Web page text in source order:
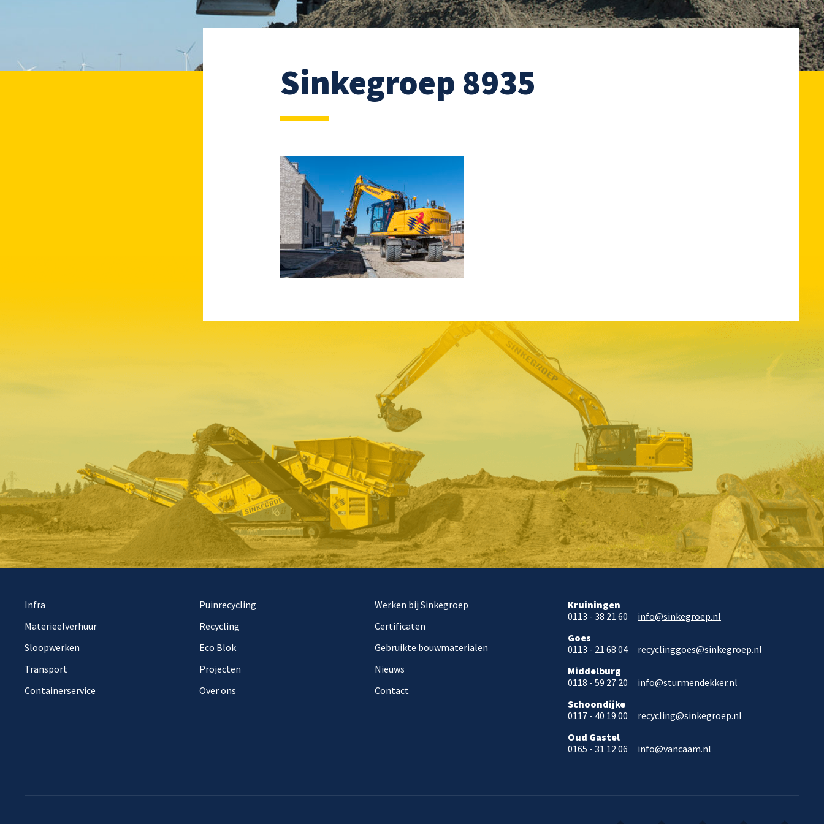
Sinkegroep 8935
Infra
Materieelverhuur
Sloopwerken
Transport
Containerservice
Puinrecycling
Recycling
Eco Blok
Projecten
Over ons
Werken bij Sinkegroep
Certificaten
Gebruikte bouwmaterialen
Nieuws
Contact
Kruiningen
0113 - 38 21 60
info@sinkegroep.nl
Goes
0113 - 21 68 04
recyclinggoes@sinkegroep.nl
Middelburg
0118 - 59 27 20
info@sturmendekker.nl
Schoondijke
0117 - 40 19 00
recycling@sinkegroep.nl
Oud Gastel
0165 - 31 12 06
info@vancaam.nl